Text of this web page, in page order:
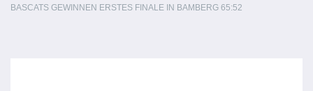
BASCATS GEWINNEN ERSTES FINALE IN BAMBERG 65:52